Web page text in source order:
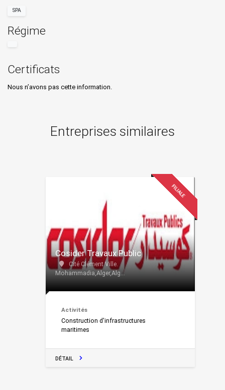
SPA
Régime
Certificats
Nous n’avons pas cette information.
Entreprises similaires
FILIALE
Cosider Travaux Public
Cité Clément Ville.
Mohammadia,Alger,Alg...
Activités
Construction d'infrastructures
maritimes
DÉTAIL